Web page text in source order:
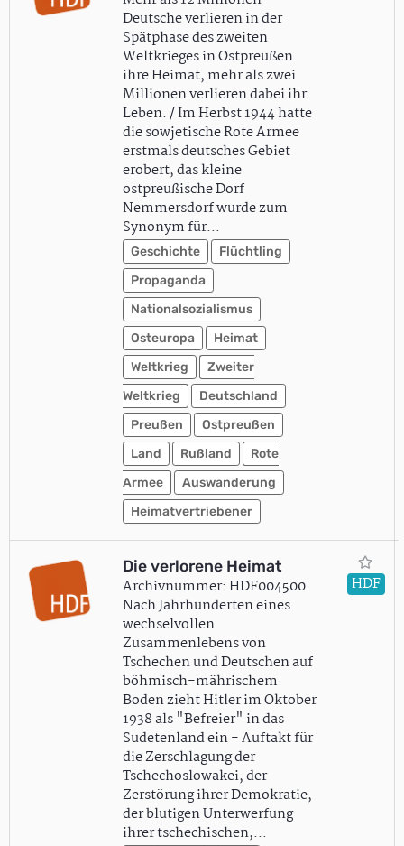
Deutsche verlieren in der
Spätphase des zweiten
Weltkrieges in Ostpreußen
ihre Heimat, mehr als zwei
Millionen verlieren dabei ihr
Leben. / Im Herbst 1944 hatte
die sowjetische Rote Armee
erstmals deutsches Gebiet
erobert, das kleine
ostpreußische Dorf
Nemmersdorf wurde zum
Synonym für…
Geschichte
Flüchtling
Propaganda
Nationalsozialismus
Osteuropa
Heimat
Weltkrieg
Zweiter
Weltkrieg
Deutschland
Preußen
Ostpreußen
Land
Rußland
Rote
Armee
Auswanderung
Heimatvertriebener
Die verlorene Heimat
Archivnummer: HDF004500
Nach Jahrhunderten eines
wechselvollen
Zusammenlebens von
Tschechen und Deutschen auf
böhmisch-mährischem
Boden zieht Hitler im Oktober
1938 als "Befreier" in das
Sudetenland ein - Auftakt für
die Zerschlagung der
Tschechoslowakei, der
Zerstörung ihrer Demokratie,
der blutigen Unterwerfung
ihrer tschechischen,…
HDF